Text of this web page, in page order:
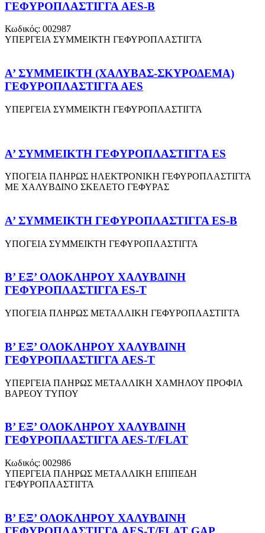
ΓΕΦΥΡΟΠΛΑΣΤΙΓΓΑ AES-B
Κωδικός: 002987
ΥΠΕΡΓΕΙΑ ΣΥΜΜΕΙΚΤΗ ΓΕΦΥΡΟΠΛΑΣΤΙΓΓΑ
Α’ ΣΥΜΜΕΙΚΤΗ (ΧΑΛΥΒΑΣ-ΣΚΥΡΟΔΕΜΑ)
ΓΕΦΥΡΟΠΛΑΣΤΙΓΓΑ ΑΕS
ΥΠΕΡΓΕΙΑ ΣΥΜΜΕΙΚΤΗ ΓΕΦΥΡΟΠΛΑΣΤΙΓΓΑ
Α’ ΣΥΜΜΕΙΚΤΗ ΓΕΦΥΡΟΠΛΑΣΤΙΓΓΑ ES
ΥΠΟΓΕΙΑ ΠΛΗΡΩΣ ΗΛΕΚΤΡΟΝΙΚΗ ΓΕΦΥΡΟΠΛΑΣΤΙΓΓΑ
ΜΕ ΧΑΛΥΒΔΙΝΟ ΣΚΕΛΕΤΟ ΓΕΦΥΡΑΣ
Α’ ΣΥΜΜΕΙΚΤΗ ΓΕΦΥΡΟΠΛΑΣΤΙΓΓΑ ES-B
ΥΠΟΓΕΙΑ ΣΥΜΜΕΙΚΤΗ ΓΕΦΥΡΟΠΛΑΣΤΙΓΓΑ
Β’ ΕΞ’ ΟΛΟΚΛΗΡΟΥ ΧΑΛΥΒΔΙΝH
ΓΕΦΥΡΟΠΛΑΣΤΙΓΓΑ ES-T
ΥΠΟΓΕΙΑ ΠΛΗΡΩΣ ΜΕΤΑΛΛΙΚΗ ΓΕΦΥΡΟΠΛΑΣΤΙΓΓΑ
Β’ ΕΞ’ ΟΛΟΚΛΗΡΟΥ ΧΑΛΥΒΔΙΝΗ
ΓΕΦΥΡΟΠΛΑΣΤΙΓΓΑ AES-T
ΥΠΕΡΓΕΙΑ ΠΛΗΡΩΣ ΜΕΤΑΛΛΙΚΗ ΧΑΜΗΛΟΥ ΠΡΟΦΙΛ
ΒΑΡΕΟΥ ΤΥΠΟΥ
Β’ ΕΞ’ ΟΛΟΚΛΗΡΟΥ ΧΑΛΥΒΔΙΝΗ
ΓΕΦΥΡΟΠΛΑΣΤΙΓΓΑ AES-T/FLAT
Κωδικός: 002986
ΥΠΕΡΓΕΙΑ ΠΛΗΡΩΣ ΜΕΤΑΛΛΙΚΗ ΕΠΙΠΕΔΗ
ΓΕΦΥΡΟΠΛΑΣΤΙΓΓΑ
Β’ ΕΞ’ ΟΛΟΚΛΗΡΟΥ ΧΑΛΥΒΔΙΝΗ